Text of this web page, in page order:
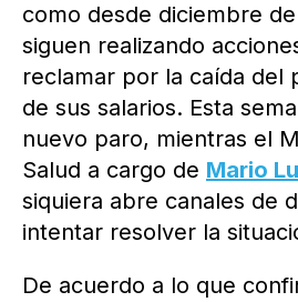
como desde diciembre
siguen realizando
reclamar por la caída del
de sus salarios. Esta
nuevo paro, mientras el
Salud a cargo de Mario
siquiera abre canales de
intentar resolver la
De acuerdo a lo que